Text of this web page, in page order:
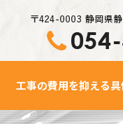
工事の費用を抑える